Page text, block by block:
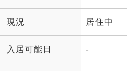
現況 居住中
入居可能日 -